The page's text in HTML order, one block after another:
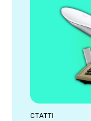
СТАТТІ